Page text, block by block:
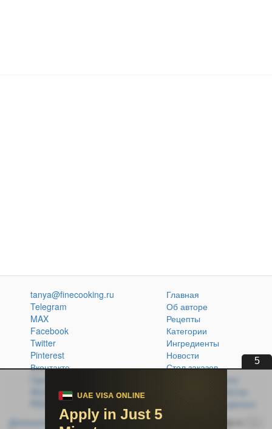
4
tanya@finecooking.ru
Telegram
MAX
Facebook
Twitter
Pinterest
Вконтакте
Одноклассники
Главная
Об авторе
Рецепты
Категории
Ингредиенты
Новости
Стол заказов
Политика обработки
персональных данных
Домашняя кухня без проблем© 2014-2026 FineCooking.ru